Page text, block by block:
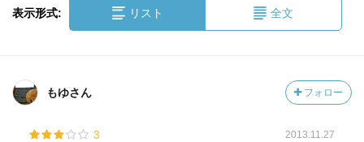
表示形式: リスト 全文
もゆさん フォロー
3 2013.11.27